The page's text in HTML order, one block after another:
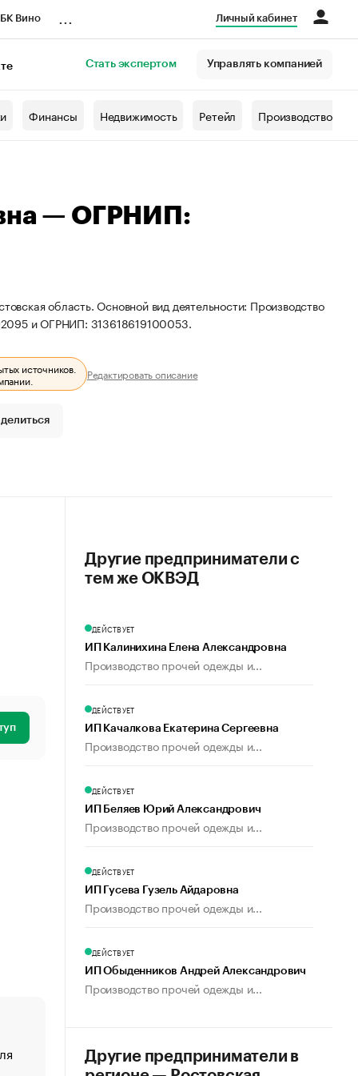
Вино Личный кабинет
Стать экспертом Управлять компанией
Финансы Недвижимость Ретейл Производство
— ОГРНИП:
область. Основной вид деятельности: Производство
и ОГРНИП: 313618619100053.
источников.
Редактировать описание
«От спорта тело стареет иначе». Как живет глава
создавшей GTA
Другие предприниматели с
тем же ОКВЭД
ДЕЙСТВУЕТ
ИП Калинихина Елена Александровна
Производство прочей одежды и...
ДЕЙСТВУЕТ
ИП Качалкова Екатерина Сергеевна
Производство прочей одежды и...
ДЕЙСТВУЕТ
ИП Беляев Юрий Александрович
Производство прочей одежды и...
ДЕЙСТВУЕТ
ИП Гусева Гузель Айдаровна
Производство прочей одежды и...
ДЕЙСТВУЕТ
ИП Обыденников Андрей Александрович
Производство прочей одежды и...
Другие предприниматели в